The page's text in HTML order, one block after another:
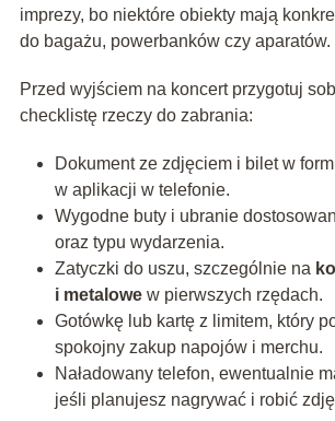
imprezy, bo niektóre obiekty mają
do bagażu, powerbanków czy aparatów.
Przed wyjściem na koncert przygotuj
checklistę rzeczy do zabrania:
Dokument ze zdjęciem i bilet w
w aplikacji w telefonie.
Wygodne buty i ubranie
oraz typu wydarzenia.
Zatyczki do uszu, szczególnie na
i metalowew pierwszych rzędach.
Gotówkę lub kartę z limitem, który
spokojny zakup napojów i merchu.
Naładowany telefon, ewentualnie
jeśli planujesz nagrywać i robić